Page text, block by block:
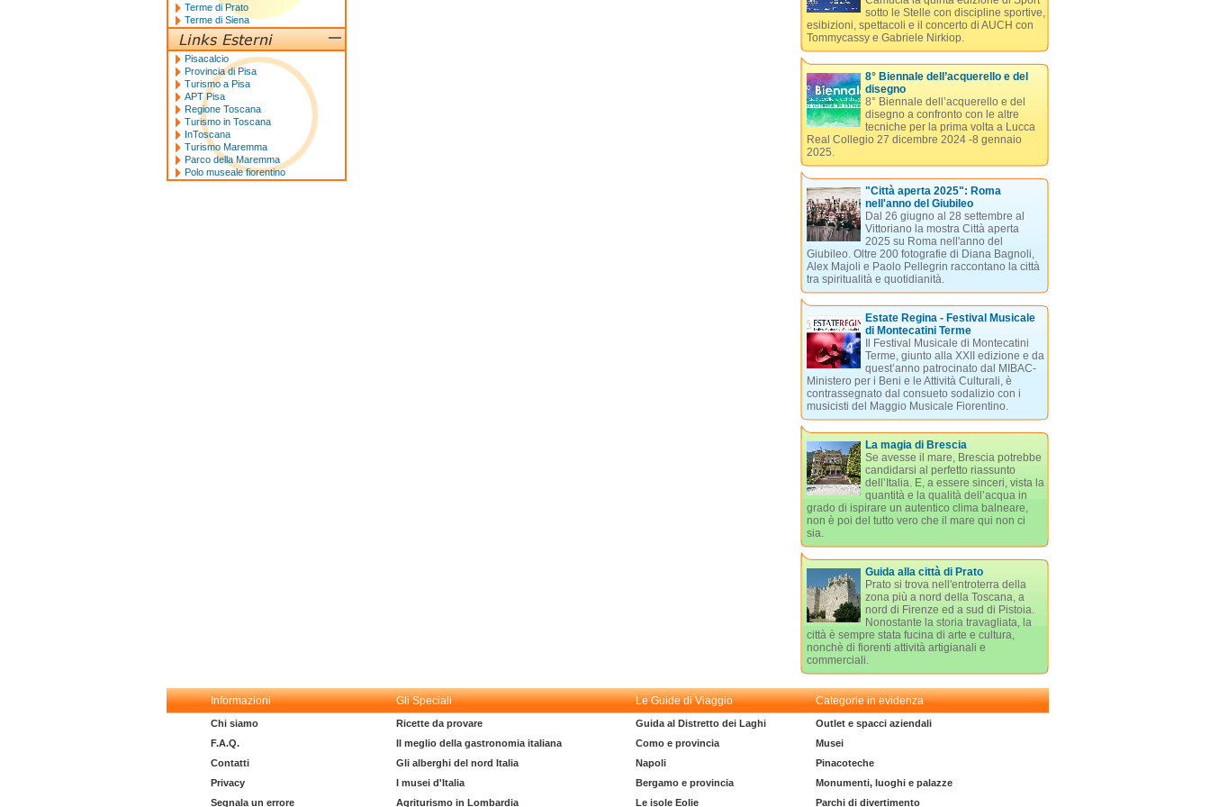
sotto le Stelle con discipline sportive,
esibizioni, spettacoli e il concerto di AUCH con
Tommycassy e Gabriele Nirkiop.
8° Biennale dell’acquerello e del
disegno
8° Biennale dell’acquerello e del
disegno a confronto con le altre
tecniche per la prima volta a Lucca
Real Collegio 27 dicembre 2024 -8 gennaio
2025.
"Città aperta 2025": Roma
nell'anno del Giubileo
Dal 26 giugno al 28 settembre al
Vittoriano la mostra Città aperta
2025 su Roma nell'anno del
Giubileo. Oltre 200 fotografie di Diana Bagnoli,
Alex Majoli e Paolo Pellegrin raccontano la città
tra spiritualità e quotidianità.
Estate Regina - Festival Musicale
di Montecatini Terme
Il Festival Musicale di Montecatini
Terme, giunto alla XXII edizione e da
quest’anno patrocinato dal MIBAC-
Ministero per i Beni e le Attività Culturali, è
contrassegnato dal consueto sodalizio con i
musicisti del Maggio Musicale Fiorentino.
La magia di Brescia
Se avesse il mare, Brescia potrebbe
candidarsi al perfetto riassunto
dell’Italia. E, a essere sinceri, vista la
quantità e la qualità dell’acqua in
grado di ispirare un autentico clima balneare,
non è poi del tutto vero che il mare qui non ci
sia.
Guida alla città di Prato
Prato si trova nell'entroterra della
zona più a nord della Toscana, a
nord di Firenze ed a sud di Pistoia.
Nonostante la storia travagliata, la
città è sempre stata fucina di arte e cultura,
nonchè di fiorenti attività artigianali e
commerciali.
Terme di Prato
Terme di Siena
Pisacalcio
Provincia di Pisa
Turismo a Pisa
APT Pisa
Regione Toscana
Turismo in Toscana
InToscana
Turismo Maremma
Parco della Maremma
Polo museale fiorentino
Informazioni Gli Speciali Le Guide di Viaggio Categorie in evidenza
Chi siamo
F.A.Q.
Contatti
Privacy
Segnala un errore
Ricette da provare
Il meglio della gastronomia italiana
Gli alberghi del nord Italia
I musei d'Italia
Agriturismo in Lombardia
Guida al Distretto dei Laghi
Como e provincia
Napoli
Bergamo e provincia
Le isole Eolie
Outlet e spacci aziendali
Musei
Pinacoteche
Monumenti, luoghi e palazze
Parchi di divertimento